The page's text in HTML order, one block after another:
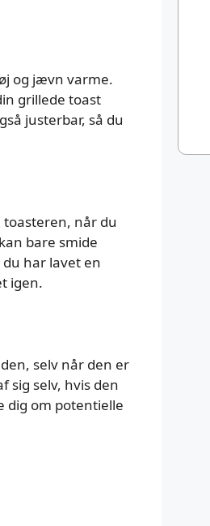
og jævn varme.
grillede toast
justerbar, så du
toasteren, når du
bare smide
har lavet en
igen.
selv når den er
sig selv, hvis den
dig om potentielle